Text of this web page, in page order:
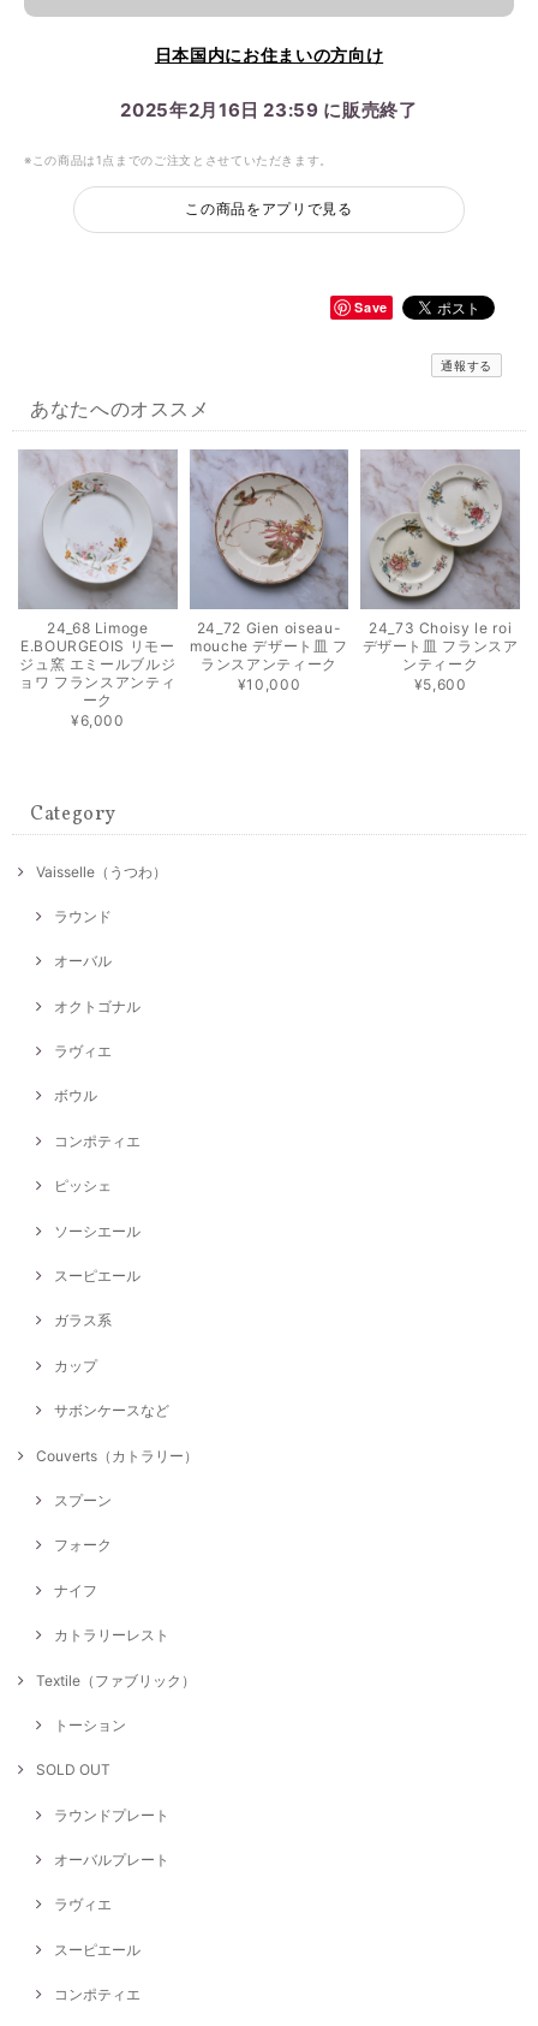
日本国内にお住まいの方向け
2025年2月16日 23:59 に販売終了
※この商品は1点までのご注文とさせていただきます。
この商品をアプリで見る
Save
通報する
あなたへのオススメ
24_68 Limoge
E.BOURGEOIS リモー
ジュ窯 エミールブルジ
ョワ フランスアンティ
ーク
¥6,000
24_72 Gien oiseau-
mouche デザート皿 フ
ランスアンティーク
¥10,000
24_73 Choisy le roi
デザート皿 フランスア
ンティーク
¥5,600
Category
Vaisselle（うつわ）
ラウンド
オーバル
オクトゴナル
ラヴィエ
ボウル
コンポティエ
ピッシェ
ソーシエール
スーピエール
ガラス系
カップ
サボンケースなど
Couverts（カトラリー）
スプーン
フォーク
ナイフ
カトラリーレスト
Textile（ファブリック）
トーション
SOLD OUT
ラウンドプレート
オーバルプレート
ラヴィエ
スーピエール
コンポティエ